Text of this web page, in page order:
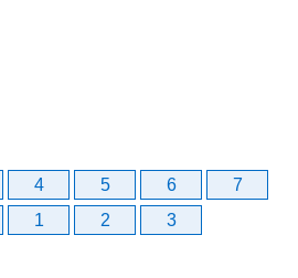
4 5 6
7
1 2 3